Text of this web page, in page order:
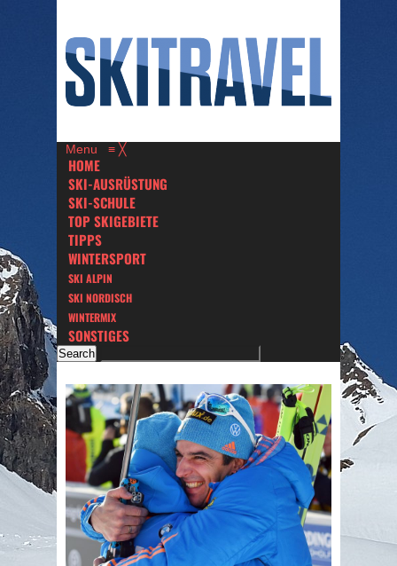
Menu ≡ ╳
HOME
SKI-AUSRÜSTUNG
SKI-SCHULE
TOP SKIGEBIETE
TIPPS
WINTERSPORT
SKI ALPIN
SKI NORDISCH
WINTERMIX
SONSTIGES